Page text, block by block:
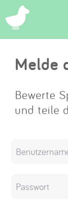
Melde
Bewerte
und teile